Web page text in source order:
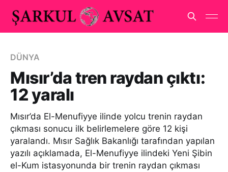
DÜNYA
Mısır’da tren raydan çıktı:
12 yaralı
Mısır’da El-Menufiyye ilinde yolcu trenin raydan
çıkması sonucu ilk belirlemelere göre 12 kişi
yaralandı. Mısır Sağlık Bakanlığı tarafından yapılan
yazılı açıklamada, El-Menufiyye ilindeki Yeni Şibin
el-Kum istasyonunda bir trenin raydan çıkması